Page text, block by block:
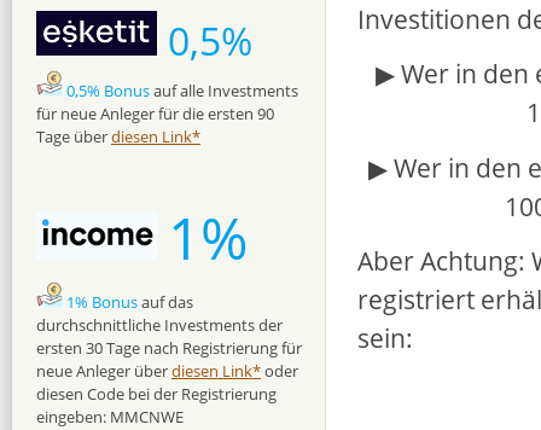
Investitionen
▶ Wer in den
▶ Wer in den
Aber Achtung:
registriert
sein:
0,5%
0,5% Bonusauf alle Investments
für neue Anleger für die ersten 90
Tage überdiesen Link*
1%
1% Bonusauf das
durchschnittliche Investments der
ersten 30 Tage nach Registrierung für
neue Anleger überdiesen Link*oder
diesen Code bei der Registrierung
eingeben: MMCNWE